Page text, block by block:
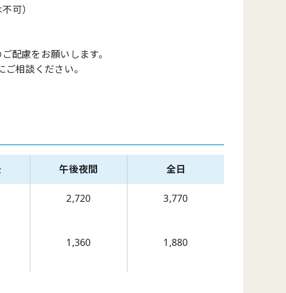
）
配慮をお願いします。
相談ください。
午後夜間 全日
2,720 3,770
1,360 1,880